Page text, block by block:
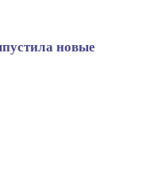
новые